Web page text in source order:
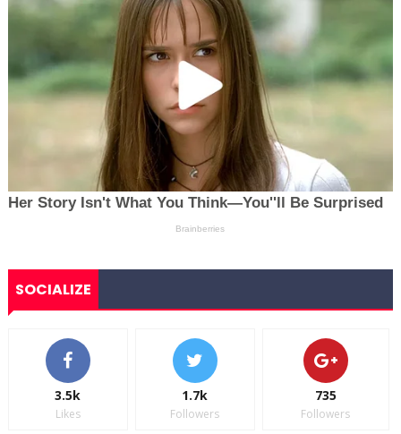
SOCIALIZE
3.5k
Likes
1.7k
Followers
735
Followers